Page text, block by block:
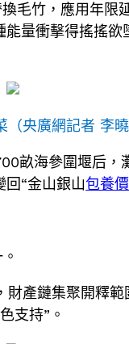
毛竹，應用年限
量衝擊得搖搖
央廣網記者 李曉
畝海參圍堰后
回“金山銀山包養
產鏈集聚開釋
支持”。